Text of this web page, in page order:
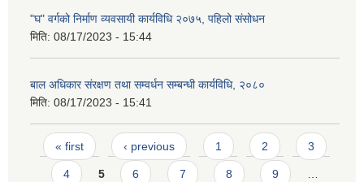
"घ" वर्गको निर्माण व्यवसायी कार्यविधि २०७५, पहिलो संसोधन
मिति: 08/17/2023 - 15:44
बाल अधिकार संरक्षण तथा सम्वर्धन सम्बन्धी कार्यविधि, २०८०
मिति: 08/17/2023 - 15:41
Pages
« first ‹ previous 1 2 3
4 5 6 7 8 9 …